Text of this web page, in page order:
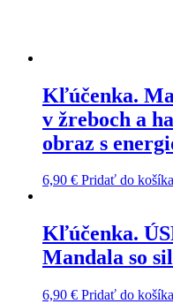
Kľúčenka.
v žreboch a
obraz s
6,90 € Pridať do košíka
Kľúčenka.
Mandala so
6,90 € Pridať do košíka